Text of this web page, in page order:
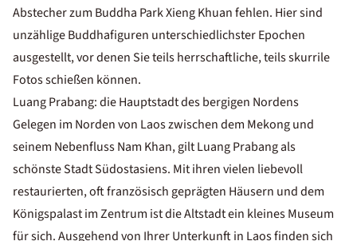
Abstecher zum Buddha Park Xieng Khuan fehlen. Hier sind
unzählige Buddhafiguren unterschiedlichster Epochen
ausgestellt, vor denen Sie teils herrschaftliche, teils skurrile
Fotos schießen können.
Luang Prabang: die Hauptstadt des bergigen Nordens
Gelegen im Norden von Laos zwischen dem Mekong und
seinem Nebenfluss Nam Khan, gilt Luang Prabang als
schönste Stadt Südostasiens. Mit ihren vielen liebevoll
restaurierten, oft französisch geprägten Häusern und dem
Königspalast im Zentrum ist die Altstadt ein kleines Museum
für sich. Ausgehend von Ihrer Unterkunft in Laos finden sich